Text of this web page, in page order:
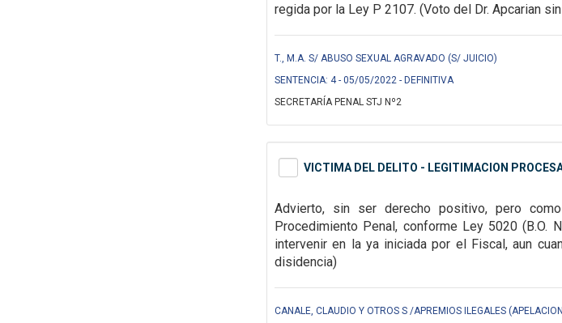
regida por la Ley P 2107. (Voto del Dr. Apcarian
T., M.A. S/ ABUSO SEXUAL AGRAVADO (S/ JUICIO)
SENTENCIA: 4 - 05/05/2022 - DEFINITIVA
SECRETARÍA PENAL STJ Nº2
VICTIMA DEL DELITO - LEGITIMACION
Advierto, sin ser derecho positivo, pero
Procedimiento Penal, conforme Ley 5020 (B.O.
intervenir en la ya iniciada por el Fiscal, aun
disidencia)
CANALE, CLAUDIO Y OTROS S /APREMIOS ILEGALES